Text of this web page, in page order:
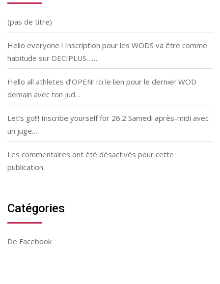
(pas de titre)
Hello everyone ! Inscription pour les WODS va être comme
habitude sur DECIPLUS……
Hello all athletes d’OPEN! Ici le lien pour le dernier WOD
demain avec ton jud…
Let’s go!!! Inscribe yourself for 26.2 Samedi après-midi avec
un juge….
Les commentaires ont été désactivés pour cette
publication.
Catégories
De Facebook